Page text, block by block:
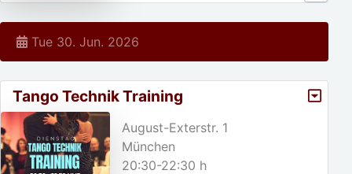
Tue 30. Jun. 2026
Tango Technik Training
August-Exterstr. 1
München
20:30-22:30 h